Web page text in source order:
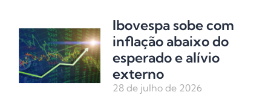
Ibovespa sobe com
inflação abaixo do
esperado e alívio
externo
28 de julho de 2026